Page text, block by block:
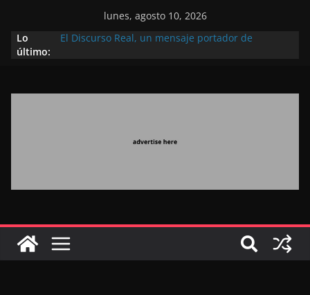
lunes, agosto 10, 2026
Lo
último:
El Discurso Real, un mensaje portador de
Extranjero: al servicio de los grandes proyectos de
Marruecos gracias a una visión estratégica
destinada a consolidar la posición de Marruecos
en una economía mundial competitiva (politólogo
marroquí-estadounidense)